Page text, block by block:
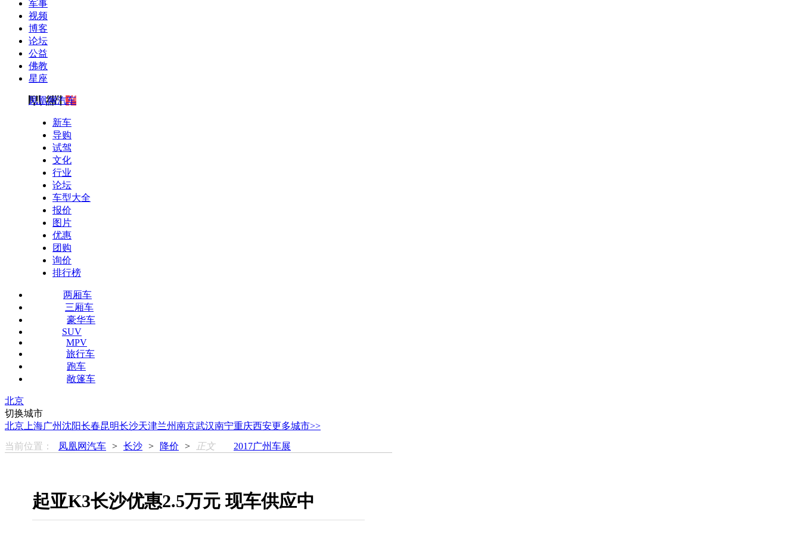
军事
视频
博客
论坛
公益
佛教
星座
凤凰网汽车
新车
导购
试驾
文化
行业
论坛
车型大全
报价
图片
优惠
团购
询价
排行榜
两厢车
三厢车
豪华车
SUV
MPV
旅行车
跑车
敞篷车
北京
切换城市
北京 上海广州沈阳长春昆明长沙天津兰州南京武汉南宁重庆西安更多城市>>
当前位置：
凤凰网汽车 > 长沙 > 降价 > 正文 2017广州车展
起亚K3长沙优惠2.5万元 现车供应中